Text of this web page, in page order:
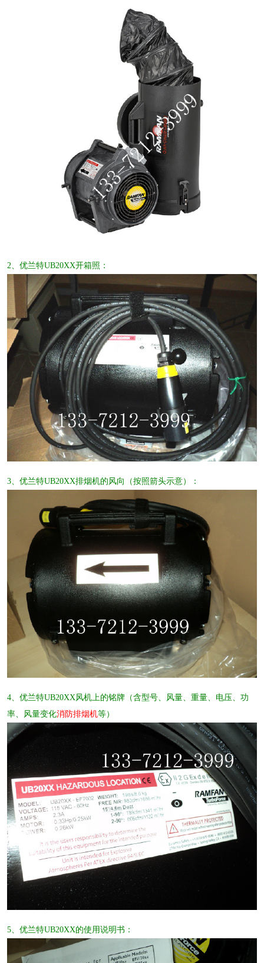
2、优兰特UB20XX开箱照：
3、优兰特UB20XX排烟机的风向（按照箭头示意）：
4、优兰特UB20XX风机上的铭牌（含型号、风量、重量、电压、功
率、风量变化消防排烟机等）
5、优兰特UB20XX的使用说明书：